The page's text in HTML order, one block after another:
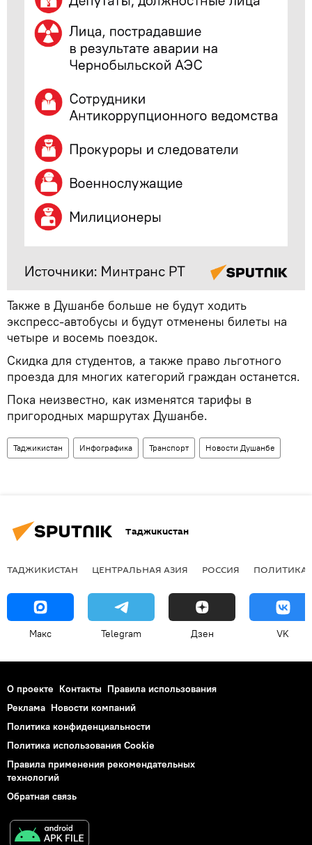
Также в Душанбе больше не будут ходить
экспресс-автобусы и будут отменены билеты на
четыре и восемь поездок.
Скидка для студентов, а также право льготного
проезда для многих категорий граждан останется.
Пока неизвестно, как изменятся тарифы в
пригородных маршрутах Душанбе.
Таджикистан Инфографика Транспорт Новости Душанбе
Таджикистан
ТАДЖИКИСТАН ЦЕНТРАЛЬНАЯ АЗИЯ РОССИЯ ПОЛИТИКА
Макс Telegram Дзен VK
О проекте Контакты Правила использования
Реклама Новости компаний
Политика конфиденциальности
Политика использования Cookie
Правила применения рекомендательных
технологий
Обратная связь